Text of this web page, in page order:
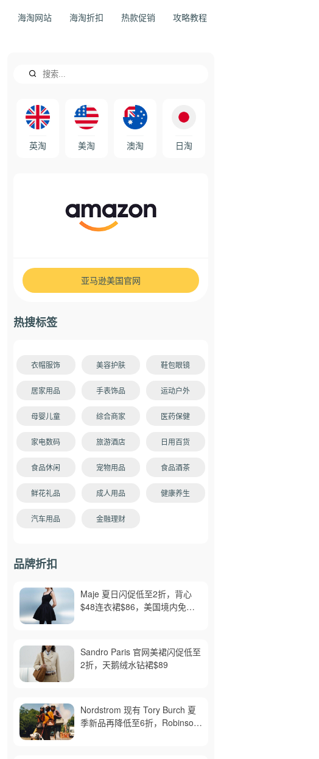
海淘网站 海淘折扣 热款促销 攻略教程
英淘 美淘 澳淘 日淘
亚马逊美国官网
热搜标签
衣帽服饰 美容护肤 鞋包眼镜
居家用品 手表饰品 运动户外
母婴儿童 综合商家 医药保健
家电数码 旅游酒店 日用百货
食品休闲 宠物用品 食品酒茶
鲜花礼品 成人用品 健康养生
汽车用品 金融理财
品牌折扣
Maje 夏日闪促低至2折，背心
$48连衣裙$86，美国境内免运
Sandro Paris 官网美裙闪促低至
2折，天鹅绒水钻裙$89
Nordstrom 现有 Tory Burch 夏
季新品再降低至6折，Robinson